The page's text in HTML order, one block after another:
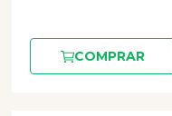
COMPRAR